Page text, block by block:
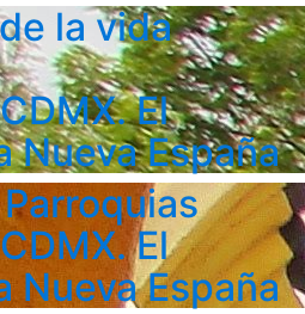
la vida
El
Nueva España
El
Nueva España